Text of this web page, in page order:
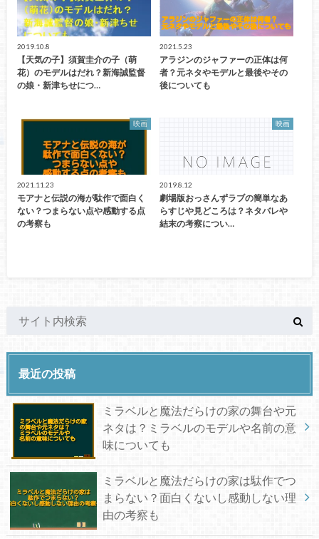
2019.10.8
【天気の子】須賀圭介の子（萌
花）のモデルはだれ？新海誠監督
の娘・新津ちせにつ…
2021.5.23
アラジンのジャファーの正体は何
者？元ネタやモデルと最後やその
後についても
映画
2021.11.23
モアナと伝説の海が駄作で面白く
ない？つまらない点や感動する点
の考察も
映画
2019.8.12
劇場版おっさんずラブの簡単なあ
らすじや見どころは？ネタバレや
結末の考察につい…
最近の投稿
ミラベルと魔法だらけの家の舞台や元
ネタは？ミラベルのモデルや名前の意
味についても
ミラベルと魔法だらけの家は駄作でつ
まらない？面白くないし感動しない理
由の考察も